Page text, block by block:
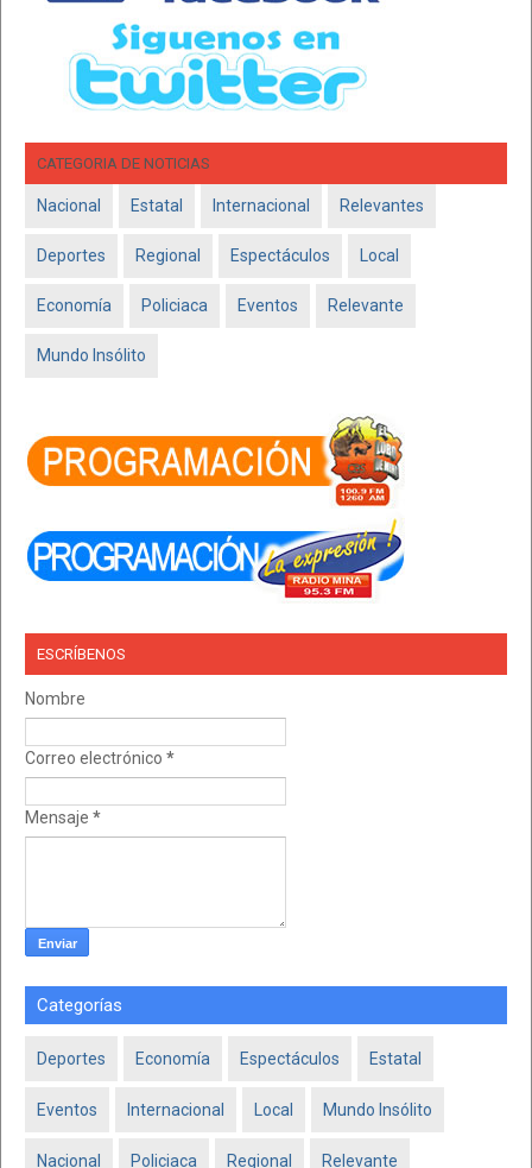
CATEGORIA DE NOTICIAS
Nacional Estatal Internacional Relevantes
Deportes Regional Espectáculos Local
Economía Policiaca Eventos Relevante
Mundo Insólito
ESCRÍBENOS
Nombre
Correo electrónico *
Mensaje *
Categorías
Deportes Economía Espectáculos Estatal
Eventos Internacional Local Mundo Insólito
Nacional Policiaca Regional Relevante